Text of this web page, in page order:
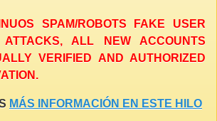
SPAM/ROBOTS FAKE USER
ATTACKS, ALL NEW ACCOUNTS
VERIFIED AND AUTHORIZED
MÁS INFORMACIÓN EN ESTE HILO